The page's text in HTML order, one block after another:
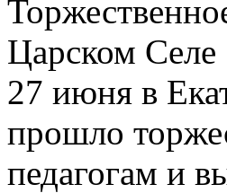
Царском Селе
27 июня в
прошло
педагогам и